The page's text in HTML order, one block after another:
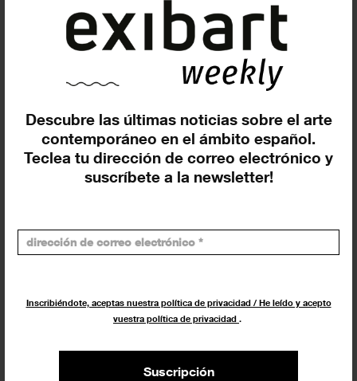
Descubre las últimas noticias sobre el arte
contemporáneo en el ámbito español.
Teclea tu dirección de correo electrónico y
suscríbete a la newsletter!
Inscribiéndote, aceptas nuestra política de privacidad / He leído y acepto
vuestra política de privacidad .
Suscripción
La 21ª edición de la Feria LOOP
abres sus puertas en...
Kandis Williams presenta en el
Espai 13 (Barcelona) una nueva